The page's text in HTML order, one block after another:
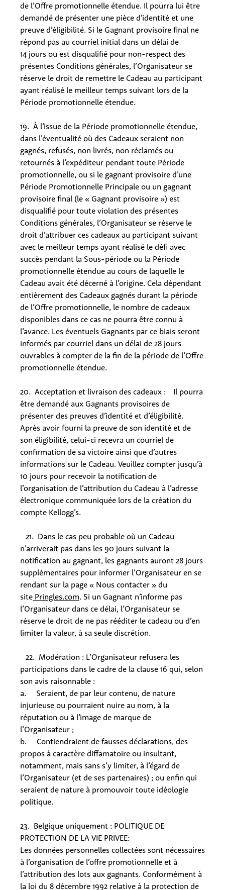
de l’Offre promotionnelle étendue. Il pourra lui être
demandé de présenter une pièce d’identité et une
preuve d’éligibilité. Si le Gagnant provisoire final ne
répond pas au courriel initial dans un délai de
14 jours ou est disqualifié pour non-respect des
présentes Conditions générales, l’Organisateur se
réserve le droit de remettre le Cadeau au participant
ayant réalisé le meilleur temps suivant lors de la
Période promotionnelle étendue.
19. À l’issue de la Période promotionnelle étendue,
dans l’éventualité où des Cadeaux seraient non
gagnés, refusés, non livrés, non réclamés ou
retournés à l’expéditeur pendant toute Période
promotionnelle, ou si le gagnant provisoire d’une
Période Promotionnelle Principale ou un gagnant
provisoire final (le « Gagnant provisoire ») est
disqualifié pour toute violation des présentes
Conditions générales, l’Organisateur se réserve le
droit d’attribuer ces cadeaux au participant suivant
avec le meilleur temps ayant réalisé le défi avec
succès pendant la Sous-période ou la Période
promotionnelle étendue au cours de laquelle le
Cadeau avait été décerné à l’origine. Cela dépendant
entièrement des Cadeaux gagnés durant la période
de l’Offre promotionnelle, le nombre de cadeaux
disponibles dans ce cas ne pourra être connu à
l’avance. Les éventuels Gagnants par ce biais seront
informés par courriel dans un délai de 28 jours
ouvrables à compter de la fin de la période de l’Offre
promotionnelle étendue.
20. Acceptation et livraison des cadeaux :
Il pourra
être demandé aux Gagnants provisoires de
présenter des preuves d’identité et d’éligibilité.
Après avoir fourni la preuve de son identité et de
son éligibilité, celui-ci recevra un courriel de
confirmation de sa victoire ainsi que d’autres
informations sur le Cadeau. Veuillez compter jusqu’à
10 jours pour recevoir la notification de
l’organisation de l’attribution du Cadeau à l’adresse
électronique communiquée lors de la création du
compte Kellogg’s.
21. Dans le cas peu probable où un Cadeau
n’arriverait pas dans les 90 jours suivant la
notification au gagnant, les gagnants auront 28 jours
supplémentaires pour informer l’Organisateur en se
rendant sur la page « Nous contacter » du
site Pringles.com. Si un Gagnant n’informe pas
l’Organisateur dans ce délai, l’Organisateur se
réserve le droit de ne pas rééditer le cadeau ou d’en
limiter la valeur, à sa seule discrétion.
22. Modération : L’Organisateur refusera les
participations dans le cadre de la clause 16 qui, selon
son avis raisonnable :
a. Seraient, de par leur contenu, de nature
injurieuse ou pourraient nuire au nom, à la
réputation ou à l’image de marque de
l’Organisateur ;
b. Contiendraient de fausses déclarations, des
propos à caractère diffamatoire ou insultant,
notamment, mais sans s’y limiter, à l’égard de
l’Organisateur (et de ses partenaires) ; ou enfin qui
seraient de nature à promouvoir toute idéologie
politique.
23. Belgique uniquement : POLITIQUE DE
PROTECTION DE LA VIE PRIVEE:
Les données personnelles collectées sont nécessaires
à l’organisation de l’offre promotionnelle et à
l’attribution des lots aux gagnants. Conformément à
la loi du 8 décembre 1992 relative à la protection de